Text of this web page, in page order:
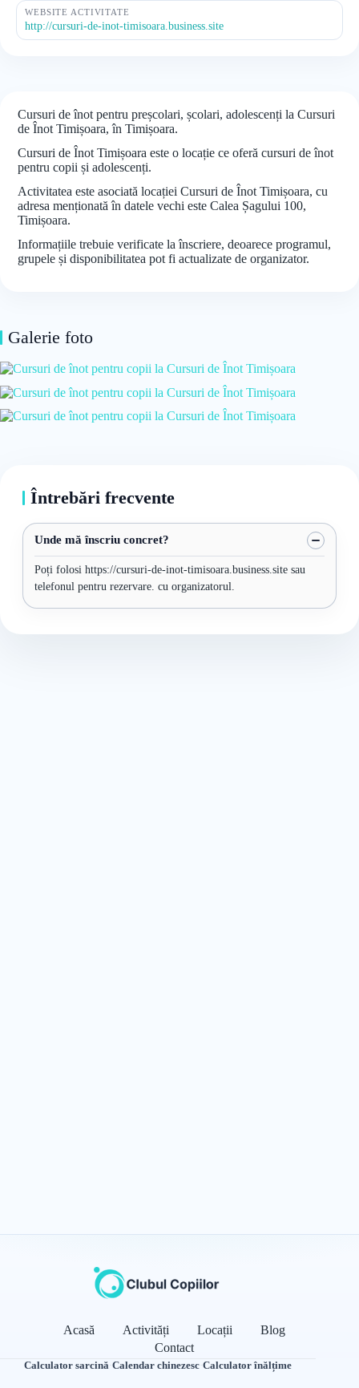
WEBSITE ACTIVITATE
http://cursuri-de-inot-timisoara.business.site
Cursuri de înot pentru preșcolari, școlari, adolescenți la Cursuri
de Înot Timișoara, în Timișoara.
Cursuri de Înot Timișoara este o locație ce oferă cursuri de înot
pentru copii și adolescenți.
Activitatea este asociată locației Cursuri de Înot Timișoara, cu
adresa menționată în datele vechi este Calea Șagului 100,
Timișoara.
Informațiile trebuie verificate la înscriere, deoarece programul,
grupele și disponibilitatea pot fi actualizate de organizator.
Galerie foto
Întrebări frecvente
Unde mă înscriu concret?
Poți folosi https://cursuri-de-inot-timisoara.business.site sau
telefonul pentru rezervare. cu organizatorul.
Acasă Activități Locații
Blog
Contact
Calculator sarcină·Calendar chinezesc·Calculator înălțime